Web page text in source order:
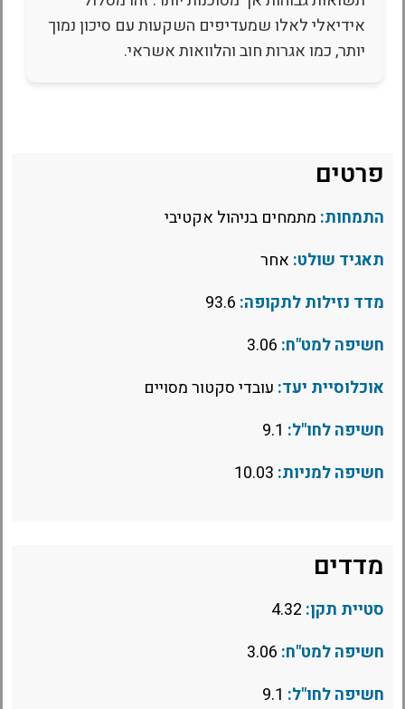
אידיאלי לאלו שמעדיפים השקעות עם סיכון נמוך
יותר, כמו אגרות חוב והלוואות אשראי.
פרטים
התמחות: מתמחים בניהול אקטיבי
תאגיד שולט: אחר
מדד נזילות לתקופה:
חשיפה למט"ח:
אוכלוסיית יעד: עובדי סקטור מסויים
חשיפה לחו"ל:
חשיפה למניות:
מדדים
סטיית תקן:
חשיפה למט"ח:
חשיפה לחו"ל: